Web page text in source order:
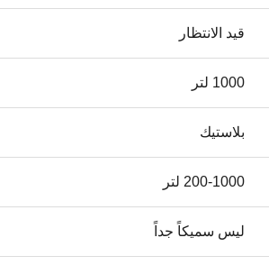
قيد الانتظار
1000 لتر
بلاستيك
200-1000 لتر
ليس سميكاً جداً